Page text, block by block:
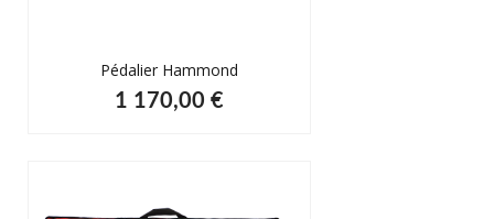
Pédalier Hammond
1 170,00 €